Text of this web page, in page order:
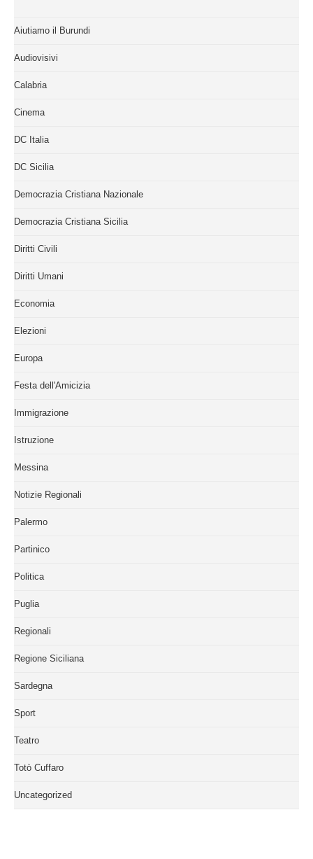
Aiutiamo il Burundi
Audiovisivi
Calabria
Cinema
DC Italia
DC Sicilia
Democrazia Cristiana Nazionale
Democrazia Cristiana Sicilia
Diritti Civili
Diritti Umani
Economia
Elezioni
Europa
Festa dell'Amicizia
Immigrazione
Istruzione
Messina
Notizie Regionali
Palermo
Partinico
Politica
Puglia
Regionali
Regione Siciliana
Sardegna
Sport
Teatro
Totò Cuffaro
Uncategorized